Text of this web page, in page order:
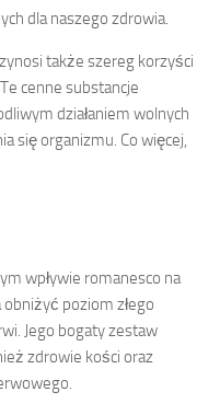
dla naszego zdrowia.
także szereg korzyści
cenne substancje
działaniem wolnych
się organizmu. Co więcej,
wpływie romanesco na
obniżyć poziom złego
Jego bogaty zestaw
zdrowie kości oraz